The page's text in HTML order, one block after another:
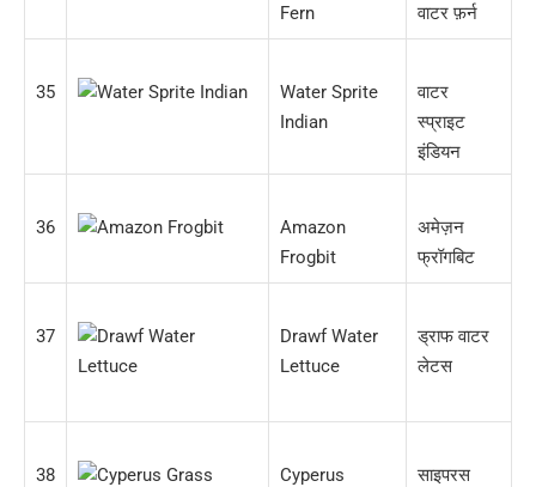
Fern
वाटर फ़र्न
35
Water Sprite
Indian
वाटर
स्प्राइट
इंडियन
36
Amazon
Frogbit
अमेज़न
फ्रॉगबिट
37
Drawf Water
Lettuce
ड्राफ वाटर
लेटस
38
Cyperus
साइपरस